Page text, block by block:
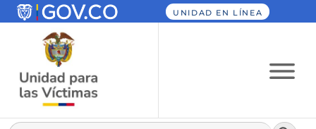
UNIDAD EN LÍNEA
Botón